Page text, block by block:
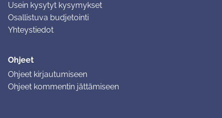
Usein kysytyt kysymykset
Osallistuva budjetointi
Yhteystiedot
Ohjeet
Ohjeet kirjautumiseen
Ohjeet kommentin jättämiseen